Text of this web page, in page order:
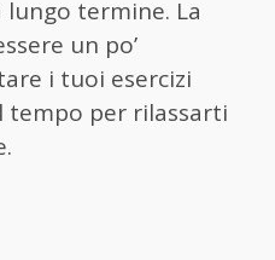
termine. La
un po’
i tuoi esercizi
tempo per rilassarti